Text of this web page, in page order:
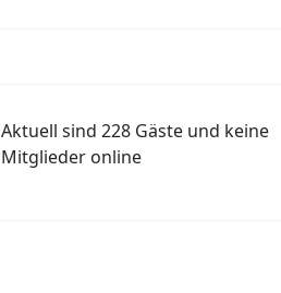
Aktuell sind 228 Gäste und keine
Mitglieder online